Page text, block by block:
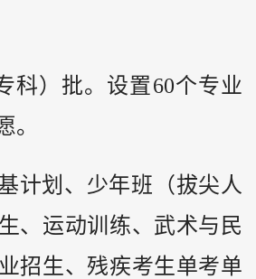
科）批。设置60个专业
。
计划、少年班（拔尖人
、运动训练、武术与民
招生、残疾考生单考单